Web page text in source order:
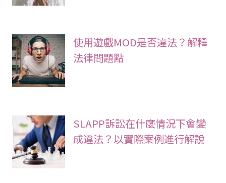
使用遊戲MOD是否違法？解釋
法律問題點
SLAPP訴訟在什麼情況下會變
成違法？以實際案例進行解說